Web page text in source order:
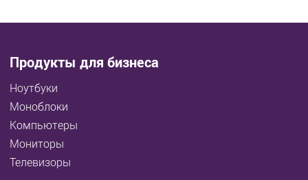
Продукты для бизнеса
Ноутбуки
Моноблоки
Компьютеры
Мониторы
Телевизоры